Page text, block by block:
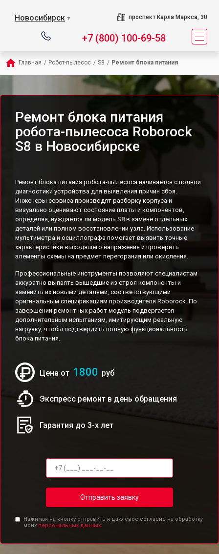
Новосибирск ▼ проспект Карла Маркса, 30
+7 (800) 100-69-58
Главная / Робот-пылесос / S8 / Ремонт блока питания
Ремонт блока питания
робота-пылесоса Roborock
S8 в Новосибирске
Ремонт блока питания робота-пылесоса начинается с полной
диагностики устройства для выявления причин сбоя.
Инженеры сервиса производят разборку корпуса и
визуально оценивают состояние платы и компонентов,
определяя, нуждается ли модель S8 в замене отдельных
деталей или полном восстановлении узла. Использование
мультиметра и осциллографа помогает выявить точные
характеристики выходящего напряжения и проверить
элементы схемы на предмет перегорания или окисления.
Профессиональные инструменты позволяют специалистам
аккуратно выпаять вышедшие из строя компоненты и
заменить их новыми деталями, соответствующими
оригинальным спецификациям производителя Roborock. По
завершении ремонтных работ модуль подвергается
дополнительным испытаниям, имитирующим реальную
нагрузку, чтобы подтвердить полную функциональность
блока питания.
Цена от 1800 руб
Экспресс ремонт в день обращения
Гарантия до 3-х лет
Отправить заявку
Нажимая на кнопку отправить я даю свое согласие на обработку
моих персональных данных.